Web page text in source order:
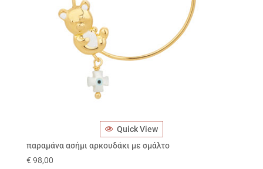
Quick View
παραμάνα ασήμι αρκουδάκι με σμάλτο
€ 98,00